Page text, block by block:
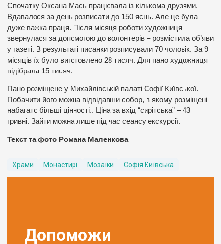
Спочатку Оксана Мась працювала із кількома друзями.
Вдавалося за день розписати до 150 яєць. Але це була
дуже важка праця. Після місяця роботи художниця
звернулася за допомогою до волонтерів – розмістила об’яви
у газеті. В результаті писанки розписували 70 чоловік. За 9
місяців їх було виготовлено 28 тисяч. Для пано художниця
відібрала 15 тисяч.
Пано розміщене у Михайлівській палаті Софії Київської.
Побачити його можна відвідавши собор, в якому розміщені
набагато більші цінності.. Ціна за вхід “сирітська” – 43
гривні. Зайти можна лише під час сеансу екскурсії.
Текст та фото Романа Маленкова
Храми Монастирі Мозаїки Софія Київська
Допоможи